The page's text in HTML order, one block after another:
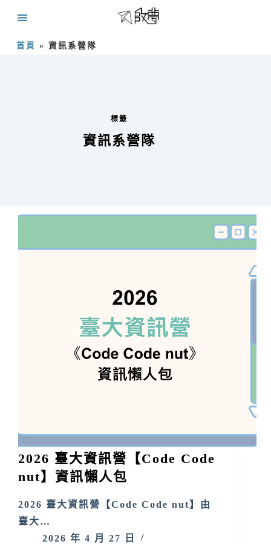
首頁 » 資訊系營隊
標籤
資訊系營隊
2026 臺大資訊營【Code Code
nut】資訊懶人包
2026 臺大資訊營【Code Code nut】由
臺大…
2026 年 4 月 27 日